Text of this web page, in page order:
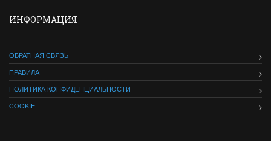
ИНФОРМАЦИЯ
ОБРАТНАЯ СВЯЗЬ
ПРАВИЛА
ПОЛИТИКА КОНФИДЕНЦИАЛЬНОСТИ
COOKIE